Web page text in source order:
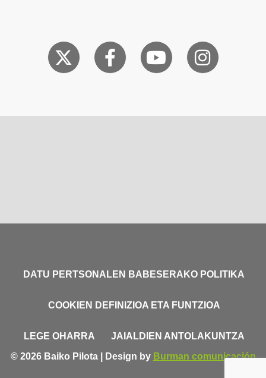
DATU PERTSONALEN BABESERAKO POLITIKA
COOKIEN DEFINIZIOA ETA FUNTZIOA
LEGE OHARRA
JAIALDIEN ANTOLAKUNTZA
© 2026 Baiko Pilota | Design by Burman comunicación